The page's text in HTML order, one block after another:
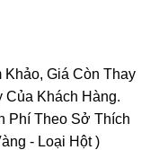
Khảo, Giá Còn Thay
Khách Hàng.
Phí Theo Sở Thích
- Loại Hột )